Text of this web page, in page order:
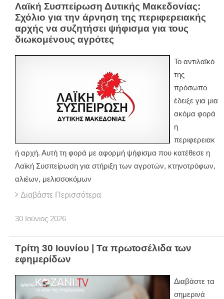
Λαϊκή Συσπείρωση Δυτικής Μακεδονίας:
Σχόλιο για την άρνηση της περιφερειακής
αρχής να συζητήσει ψήφισμα για τους
διωκομένους αγρότες
Το αντιλαϊκό
της
πρόσωπο
έδειξε για μια
ακόμα φορά
η
περιφερειακ
ή αρχή. Αυτή τη φορά με αφορμή ψήφισμα που κατέθεσε η
Λαϊκή Συσπείρωση για στήριξη των αγροτών, κτηνοτρόφων,
αλιέων, μελισσοκόμων
Διαβάστε Περισσότερα
30 Ιούνιος 2026
Τρίτη 30 Ιουνίου | Τα πρωτοσέλιδα των
εφημερίδων
Διαβάστε τα
σημερινά